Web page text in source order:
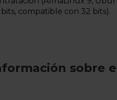
bits, compatible con 32 bits).
sobre